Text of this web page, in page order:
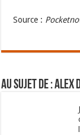
Source :
Au sujet de : Alex